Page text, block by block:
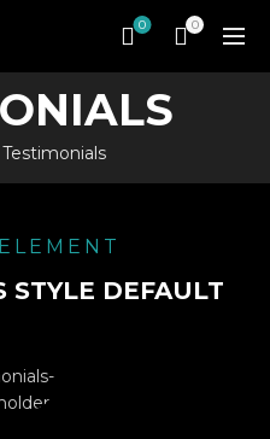
0 0
Testimonials
STYLE DEFAULT